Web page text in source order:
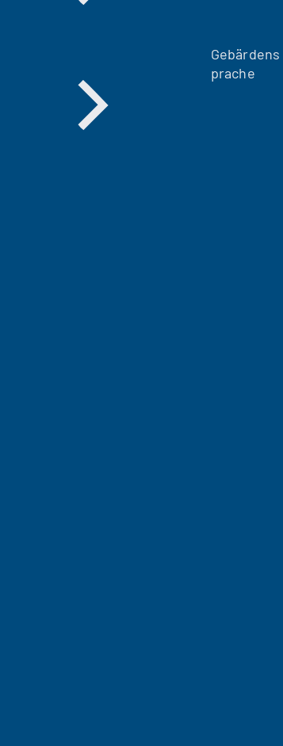
Gebärdens
prache